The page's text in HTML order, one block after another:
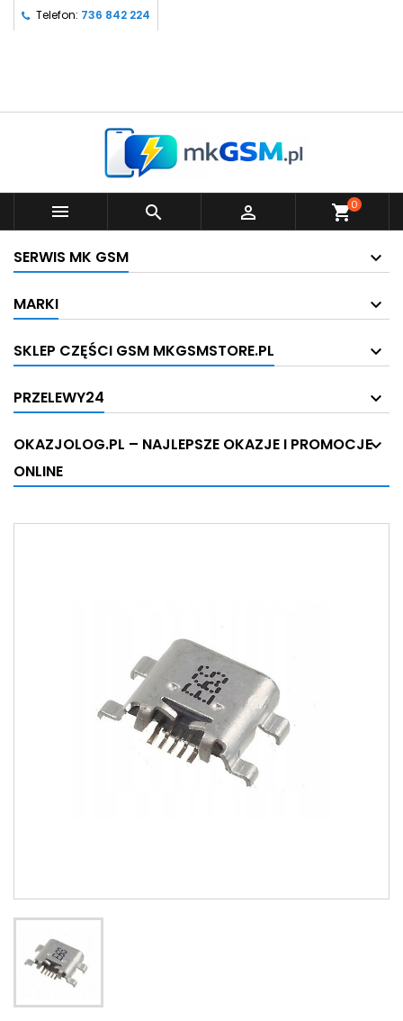
Telefon: 736 842 224
   shopping_cart0
SERWIS MK GSM
MARKI
SKLEP CZĘŚCI GSM MKGSMSTORE.PL
PRZELEWY24
OKAZJOLOG.PL – NAJLEPSZE OKAZJE I PROMOCJE
ONLINE